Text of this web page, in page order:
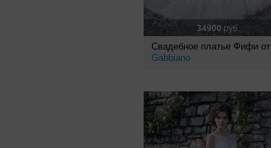
34900руб.
Свадебное платье Фифи от
Gabbiano